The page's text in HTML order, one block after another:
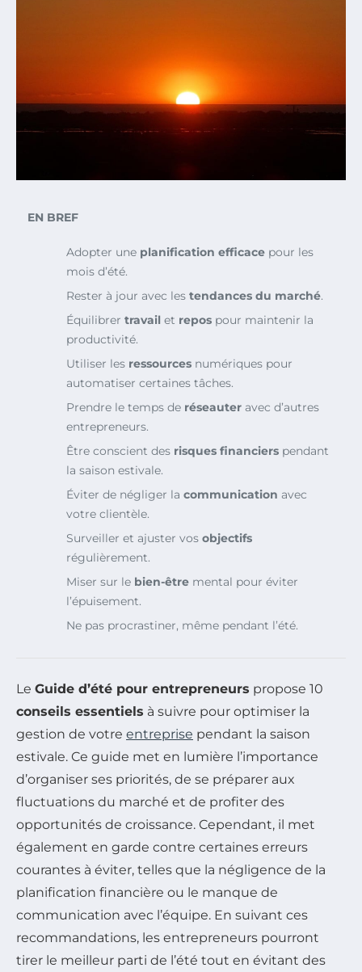
EN BREF
Adopter une planification efficace pour les
mois d’été.
Rester à jour avec les tendances du marché.
Équilibrer travail et repos pour maintenir la
productivité.
Utiliser les ressources numériques pour
automatiser certaines tâches.
Prendre le temps de réseauter avec d’autres
entrepreneurs.
Être conscient des risques financiers pendant
la saison estivale.
Éviter de négliger la communication avec
votre clientèle.
Surveiller et ajuster vos objectifs
régulièrement.
Miser sur le bien-être mental pour éviter
l’épuisement.
Ne pas procrastiner, même pendant l’été.
Le Guide d’été pour entrepreneurs propose 10
conseils essentiels à suivre pour optimiser la
gestion de votre entreprise pendant la saison
estivale. Ce guide met en lumière l’importance
d’organiser ses priorités, de se préparer aux
fluctuations du marché et de profiter des
opportunités de croissance. Cependant, il met
également en garde contre certaines erreurs
courantes à éviter, telles que la négligence de la
planification financière ou le manque de
communication avec l’équipe. En suivant ces
recommandations, les entrepreneurs pourront
tirer le meilleur parti de l’été tout en évitant des